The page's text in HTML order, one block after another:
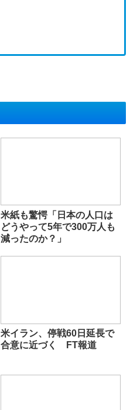
米紙も驚愕「日本の人口は
どうやって5年で300万人も
減ったのか？」
米イラン、停戦60日延長で
合意に近づく FT報道